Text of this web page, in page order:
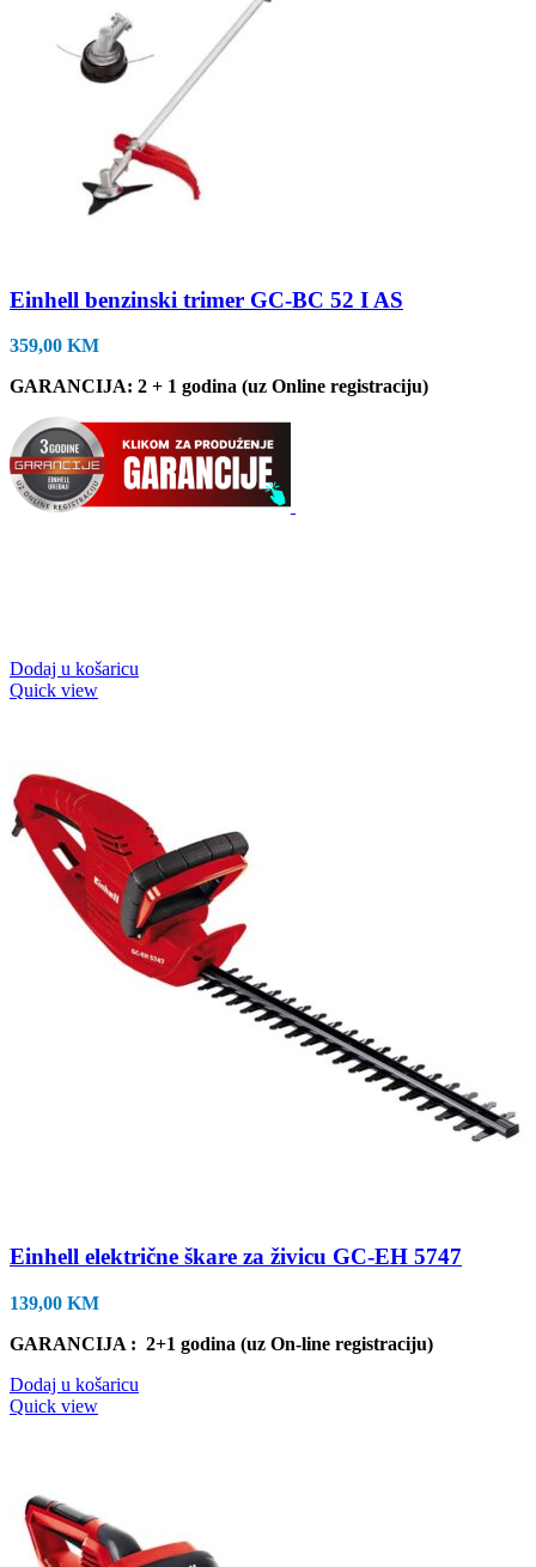
Einhell benzinski trimer GC-BC 52 I AS
359,00 KM
GARANCIJA: 2 + 1 godina (uz Online registraciju)
Dodaj u košaricu
Quick view
Einhell električne škare za živicu GC-EH 5747
139,00 KM
GARANCIJA : 2+1 godina (uz On-line registraciju)
Dodaj u košaricu
Quick view